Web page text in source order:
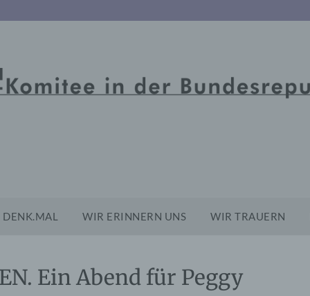
DENK.MAL WIR ERINNERN UNS WIR TRAUERN
Ein Abend für Peggy